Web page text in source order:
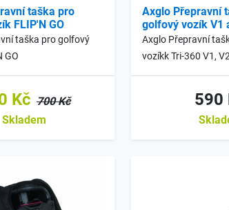
taška pro
FLIP'N GO
taška pro golfový
GO
Kč 700 Kč
Skladem
Axglo Přepravní
golfový vozík V1
Axglo Přepravní
vozíkk Tri-360 V1,
590